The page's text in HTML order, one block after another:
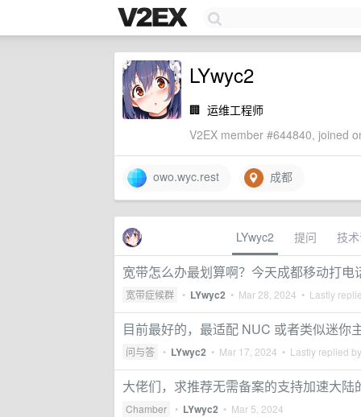
LYwyc2
🏢 运维工程师
V2EX member #644840, joined
owo.wyc.rest 成都
LYwyc2 提问 技
宽带怎么办最划算啊？今天成都移动打电
宽带症候群 • LYwyc2 • Mar 28, 2024 • Lastly
目前最好的，最适配 NUC 或者类似迷你
问与答 • LYwyc2 • Mar 17, 2024 • Lastly replied by
大佬们，求推荐无需备案的支持加速大陆
Chamber • LYwyc2 • Mar 5, 2024